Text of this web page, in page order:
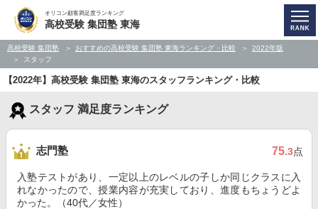
オリコン顧客満足度ランキング
高校受験 集団塾 東海
高校受験 集団塾 おすすめの高校受験 集団塾 東海ランキング・比較
2022年版
スタッフ
【2022年】高校受験 集団塾 東海のスタッフランキング・比較
スタッフ 満足度ランキング
志門塾 75.3点
入塾テストがあり、一定以上のレベルの子しか同じクラスに入
れなかったので、授業内容が充実しており、進度もちょうどよ
かった。（40代／女性）